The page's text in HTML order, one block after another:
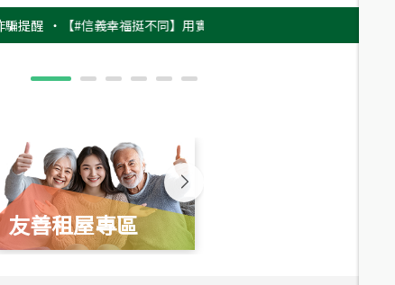
‧【#信義幸福挺不同】用實力，讓升職免抽號碼牌！最新雇主品牌
友善租屋專區